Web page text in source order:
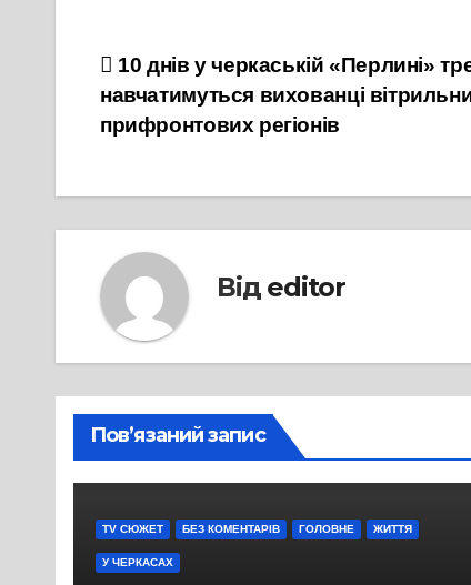
Навігація
записів
10 днів у черкаській «Перлині»
навчатимуться вихованці
прифронтових регіонів
Від editor
Пов’язаний запис
TV СЮЖЕТ БЕЗ КОМЕНТАРІВ ГОЛОВНЕ ЖИТТЯ
У ЧЕРКАСАХ